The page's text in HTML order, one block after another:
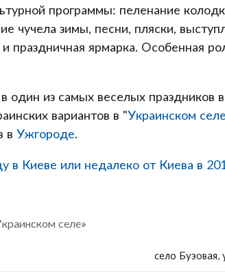
программы: пеленание
чучела зимы, песни, пляски,
ярмарка. Особенная
один из самых веселых праздников
вариантов в "Украинском селе
в Ужгороде.
в Киеве или недалеко от Киева в
селе»
село Бузовая,